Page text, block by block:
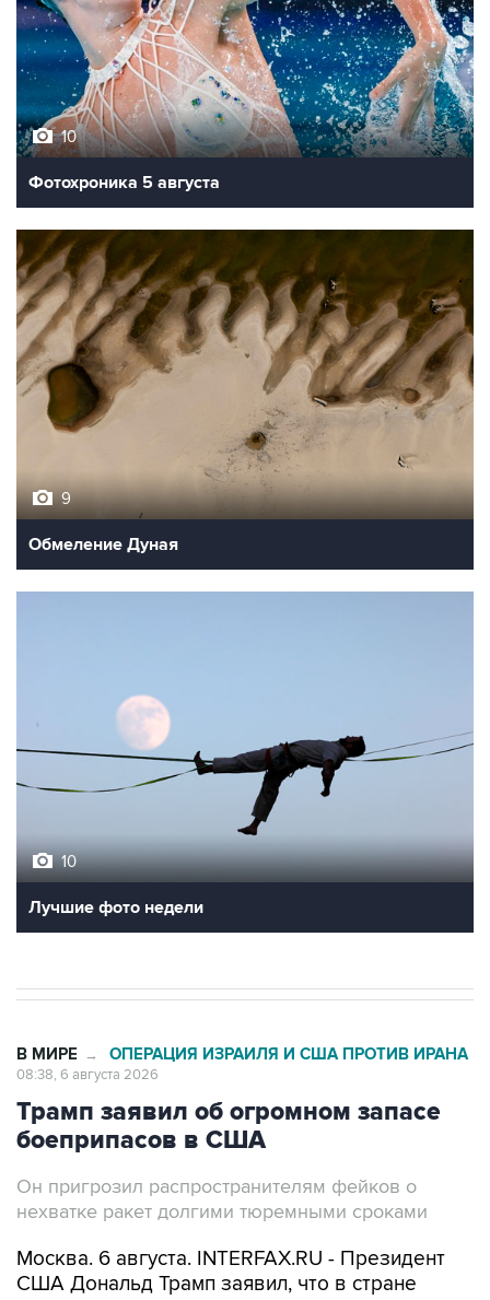
10
Фотохроника 5 августа
Обмеление Дуная
Лучшие фото недели
Трамп заявил об огромном запасе
боеприпасов в США
Он пригрозил распространителям фейков о
Москва. 6 августа. INTERFAX.RU - Президент
огромные запасы боеприпасов, и пригрозил
распространителям слухов об их нехватке